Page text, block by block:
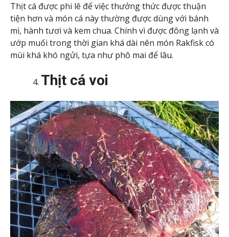
Thịt cá được phi lê để việc thưởng thức được thuận
tiện hơn và món cá này thường được dùng với bánh
mì, hành tươi và kem chua. Chính vì được đông lạnh và
ướp muối trong thời gian khá dài nên món Rakfisk có
mùi khá khó ngửi, tựa như phô mai để lâu.
Thịt cá voi